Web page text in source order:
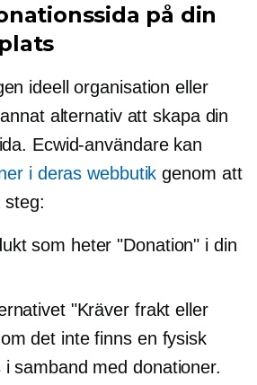
på din
ideell organisation eller
alternativ att skapa din
Ecwid-användare kan
i deras webbutik genom att
steg:
som heter "Donation" i din
"Kräver frakt eller
det inte finns en fysisk
samband med donationer.